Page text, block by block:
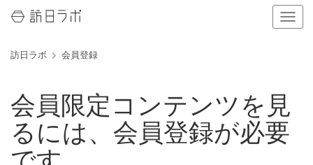
ナ
ビ
の
表
訪日ラボ 会員登録
会員限定コンテンツを見
るには、会員登録が必要